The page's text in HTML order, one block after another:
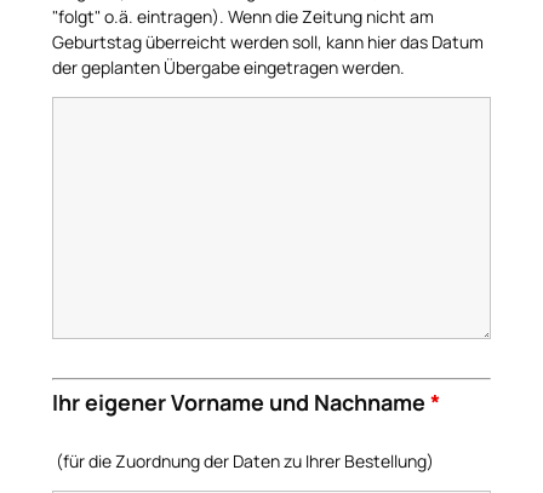
"folgt" o.ä. eintragen). Wenn die Zeitung nicht am
Geburtstag überreicht werden soll, kann hier das Datum
der geplanten Übergabe eingetragen werden.
Ihr eigener Vorname und Nachname *
(für die Zuordnung der Daten zu Ihrer Bestellung)